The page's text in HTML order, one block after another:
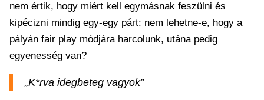
nem értik, hogy miért kell egymásnak feszülni és
kipécizni mindig egy-egy párt: nem lehetne-e, hogy a
pályán fair play módjára harcolunk, utána pedig
egyenesség van?
„K*rva idegbeteg vagyok”